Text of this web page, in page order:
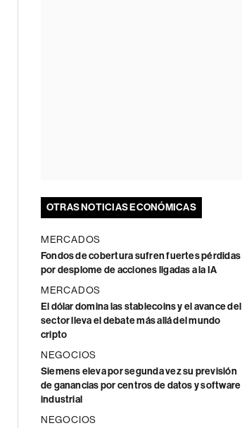
OTRAS NOTICIAS ECONÓMICAS
MERCADOS
Fondos de cobertura sufren fuertes pérdidas
por desplome de acciones ligadas a la IA
MERCADOS
El dólar domina las stablecoins y el avance del
sector lleva el debate más allá del mundo
cripto
NEGOCIOS
Siemens eleva por segunda vez su previsión
de ganancias por centros de datos y software
industrial
NEGOCIOS